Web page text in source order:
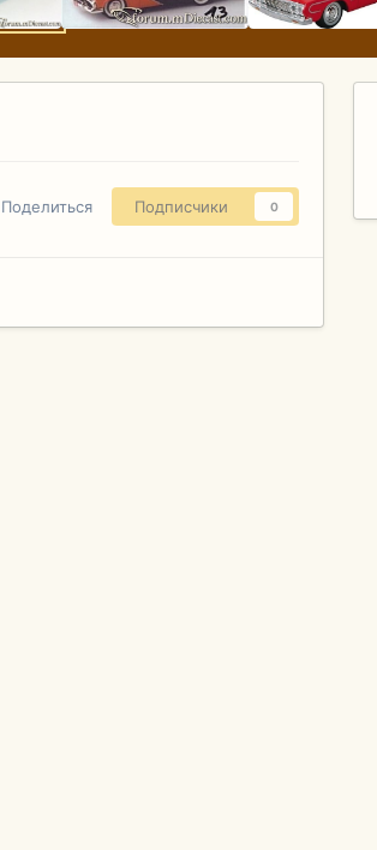
Поделиться Подписчики 0